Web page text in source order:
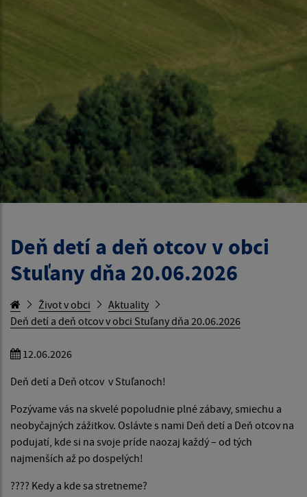
Deň detí a deň otcov v obci
Stuľany dňa 20.06.2026
Život v obci
Aktuality
Deň detí a deň otcov v obci Stuľany dňa 20.06.2026
12.06.2026
Deň detí a Deň otcov v Stuľanoch!
Pozývame vás na skvelé popoludnie plné zábavy, smiechu a
neobyčajných zážitkov. Oslávte s nami Deň detí a Deň otcov na
podujatí, kde si na svoje príde naozaj každý – od tých
najmenších až po dospelých!
???? Kedy a kde sa stretneme?